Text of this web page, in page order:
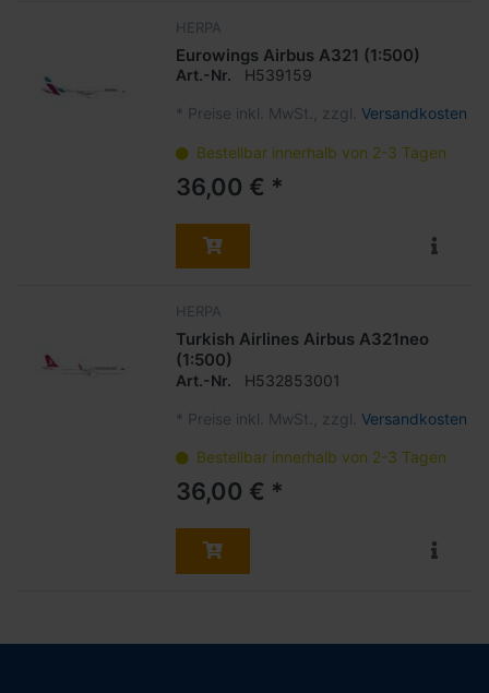
HERPA
Eurowings Airbus A321 (1:500)
Art.-Nr. H539159
* Preise inkl. MwSt., zzgl. Versandkosten
Bestellbar innerhalb von 2-3 Tagen
36,00 € *
HERPA
Turkish Airlines Airbus A321neo
(1:500)
Art.-Nr. H532853001
* Preise inkl. MwSt., zzgl. Versandkosten
Bestellbar innerhalb von 2-3 Tagen
36,00 € *